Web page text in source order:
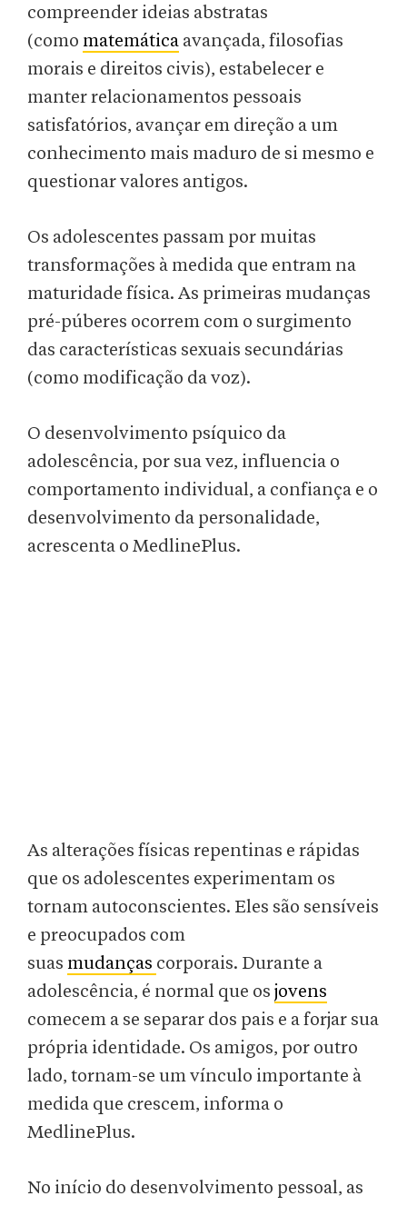
compreender ideias abstratas
(como matemática avançada, filosofias
morais e direitos civis), estabelecer e
manter relacionamentos pessoais
satisfatórios, avançar em direção a um
conhecimento mais maduro de si mesmo e
questionar valores antigos.
Os adolescentes passam por muitas
transformações à medida que entram na
maturidade física. As primeiras mudanças
pré-púberes ocorrem com o surgimento
das características sexuais secundárias
(como modificação da voz).
O desenvolvimento psíquico da
adolescência, por sua vez, influencia o
comportamento individual, a confiança e o
desenvolvimento da personalidade,
acrescenta o MedlinePlus.
As alterações físicas repentinas e rápidas
que os adolescentes experimentam os
tornam autoconscientes. Eles são sensíveis
e preocupados com
suas mudanças corporais. Durante a
adolescência, é normal que os jovens
comecem a se separar dos pais e a forjar sua
própria identidade. Os amigos, por outro
lado, tornam-se um vínculo importante à
medida que crescem, informa o
MedlinePlus.
No início do desenvolvimento pessoal, as